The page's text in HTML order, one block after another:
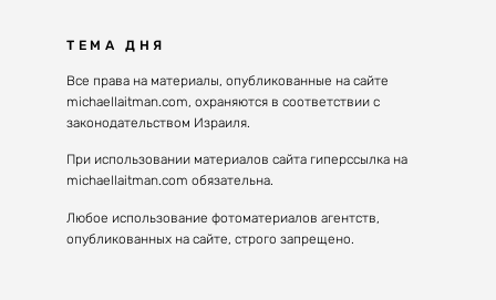
Духовные состояния
Конгрессы каббалы
Каббалистическая музыка
Духовные состояния
Решение
Почему евреи
Израиль сегодня
Избраны служить миру
ТЕМА ДНЯ
Все права на материалы, опубликованные на сайте
michaellaitman.com, охраняются в соответствии с
законодательством Израиля.
При использовании материалов сайта гиперссылка на
michaellaitman.com обязательна.
Любое использование фотоматериалов агентств,
опубликованных на сайте, строго запрещено.